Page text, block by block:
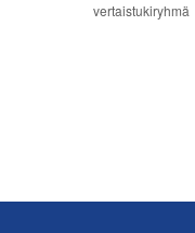
vertaistukiryhmä